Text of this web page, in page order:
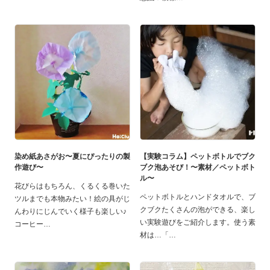
染め紙あさがお〜夏にぴったりの製
作遊び〜
花びらはもちろん、くるくる巻いた
ツルまでも本物みたい！絵の具がじ
んわりにじんでいく様子も楽しい♪
コーヒー
【実験コラム】ペットボトルでブク
ブク泡あそび！〜素材／ペットボト
ル〜
ペットボトルとハンドタオルで、ブ
クブクたくさんの泡ができる、楽し
い実験遊びをご紹介します。使う素
材は…「